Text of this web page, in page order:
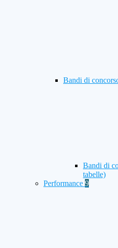
Bandi di
Bandi di
tabelle)
Performance 9